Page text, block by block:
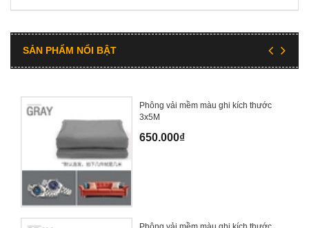
SẢN PHẨM NỔI BẬT
Phông vải mềm màu ghi kích thước
3x5M
650.000₫